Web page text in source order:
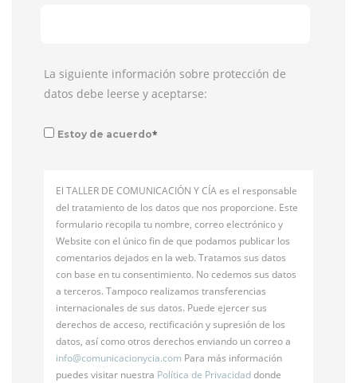
La siguiente información sobre protección de
datos debe leerse y aceptarse:
Estoy de acuerdo*
El TALLER DE COMUNICACIÓN Y CÍA es el responsable
del tratamiento de los datos que nos proporcione. Este
formulario recopila tu nombre, correo electrónico y
Website con el único fin de que podamos publicar los
comentarios dejados en la web. Tratamos sus datos
con base en tu consentimiento. No cedemos sus datos
a terceros. Tampoco realizamos transferencias
internacionales de sus datos. Puede ejercer sus
derechos de acceso, rectificación y supresión de los
datos, así como otros derechos enviando un correo a
info@comunicacionycia.com Para más información
puedes visitar nuestra Política de Privacidaddonde